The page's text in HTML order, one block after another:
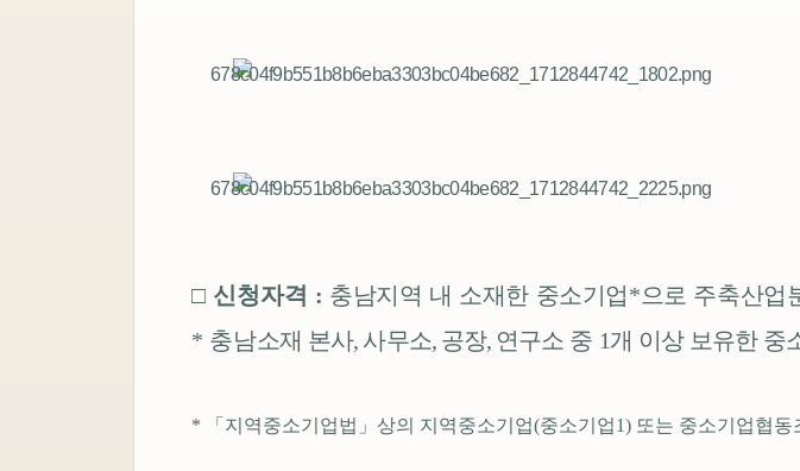
□ 신청자격 : 충남지역 내 소재한 중소기업*으로 주축산업
* 충남소재 본사, 사무소, 공장, 연구소 중 1개 이상 보유한 중
* 「 지역중소기업법 」 상의 지역중소기업(중소기업1) 또는 중소기업협동